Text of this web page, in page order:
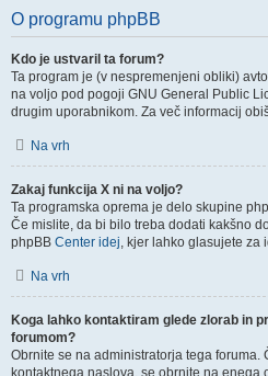
O programu phpBB
Kdo je ustvaril ta forum?
Ta program je (v nespremenjeni obliki)
na voljo pod pogoji GNU General Public
drugim uporabnikom. Za več informacij
Na vrh
Zakaj funkcija X ni na voljo?
Ta programska oprema je delo skupine
Če mislite, da bi bilo treba dodati kakšno
phpBB Center idej, kjer lahko glasujete za
Na vrh
Koga lahko kontaktiram glede zlorab in
forumom?
Obrnite se na administratorja tega foruma.
kontaktnega naslova, se obrnite na